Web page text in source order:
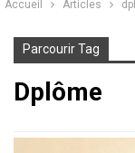
Accueil Articles
Parcourir Tag
Dplôme